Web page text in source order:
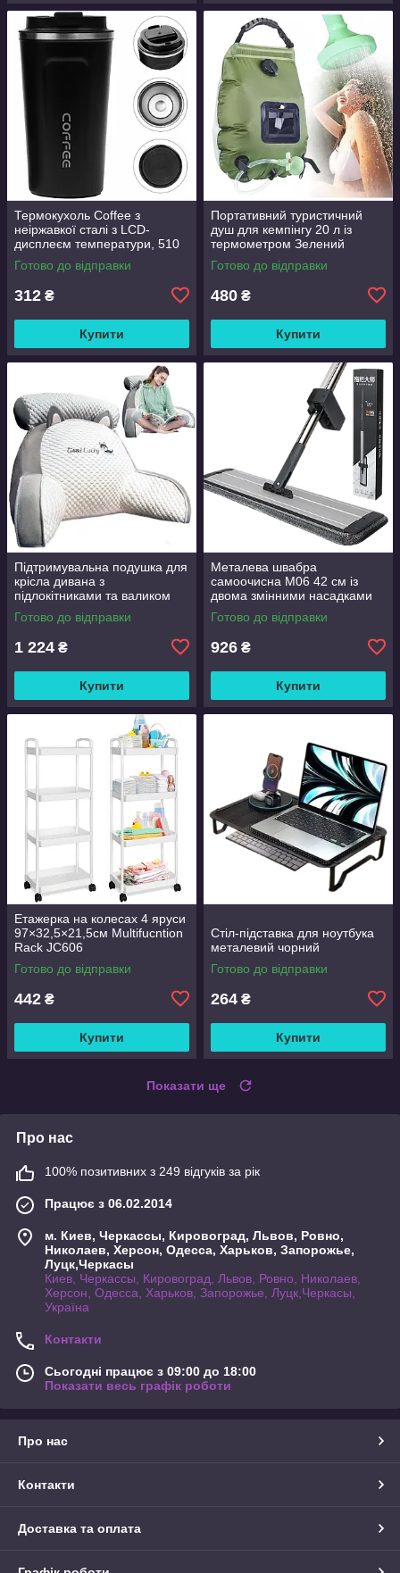
Термокухоль Coffee з
неіржавкої сталі з LCD-
дисплеєм температури, 510
мл Чорний
Готово до відправки
312 ₴
Купити
Портативний туристичний
душ для кемпінгу 20 л із
термометром Зелений
Готово до відправки
480 ₴
Купити
Підтримувальна подушка для
крісла дивана з
підлокітниками та валиком
Good Lucky
Готово до відправки
1 224 ₴
Купити
Металева швабра
самоочисна M06 42 см із
двома змінними насадками
Готово до відправки
926 ₴
Купити
Етажерка на колесах 4 яруси
97×32,5×21,5см Multifucntion
Rack JC606
Готово до відправки
442 ₴
Купити
Стіл-підставка для ноутбука
металевий чорний
Готово до відправки
264 ₴
Купити
Показати ще
Про нас
100% позитивних з 249 відгуків за рік
Працює з 06.02.2014
м. Киев, Черкассы, Кировоград, Львов, Ровно,
Николаев, Херсон, Одесса, Харьков, Запорожье,
Луцк,Черкасы
Киев, Черкассы, Кировоград, Львов, Ровно, Николаев,
Херсон, Одесса, Харьков, Запорожье, Луцк,Черкасы,
Україна
Контакти
Сьогодні працює з 09:00 до 18:00
Показати весь графік роботи
Про нас
Контакти
Доставка та оплата